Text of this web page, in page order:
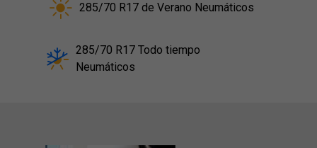
285/70 R17 de Verano Neumáticos
285/70 R17 Todo tiempo
Neumáticos